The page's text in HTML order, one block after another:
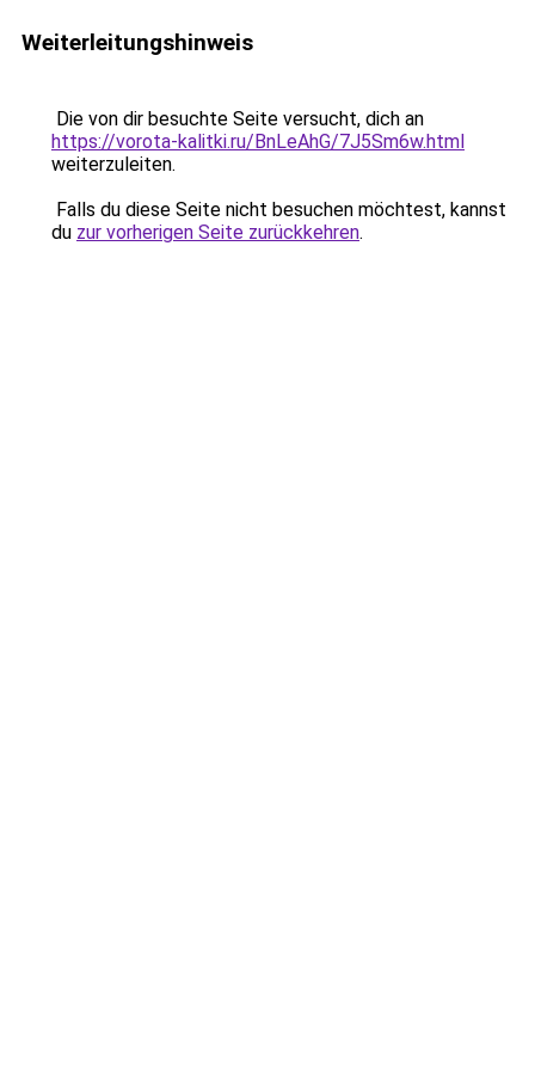
Weiterleitungshinweis
Die von dir besuchte Seite versucht, dich an
https://vorota-kalitki.ru/BnLeAhG/7J5Sm6w.html
weiterzuleiten.
Falls du diese Seite nicht besuchen möchtest, kannst
du zur vorherigen Seite zurückkehren.